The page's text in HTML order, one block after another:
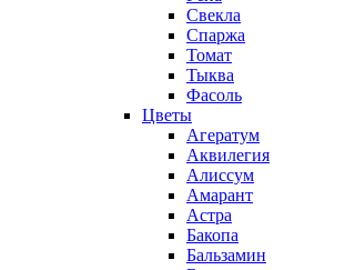
Свекла
Спаржа
Томат
Тыква
Фасоль
Цветы
Агератум
Аквилегия
Алиссум
Амарант
Астра
Бакопа
Бальзамин